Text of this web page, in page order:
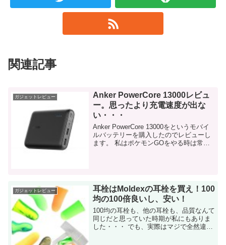
関連記事
ガジェットレビュー
Anker PowerCore 13000レビュ
ー。思ったより充電速度が出な
い・・・
Anker PowerCore 13000をというモバイ
ルバッテリーを購入したのでレビューし
ます。 私はポケモンGOをやる時は常に
ガジェットレビュー
耳栓はMoldexの耳栓を買え！100
均の100倍良いし、安い！
100均の耳栓も、他の耳栓も、品質なんて
同じだと思っていた時期が私にもありま
した・・・ でも、実際はマジで全然違い